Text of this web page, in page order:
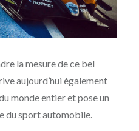
la mesure de ce bel
aujourd’hui également
monde entier et pose un
du sport automobile.